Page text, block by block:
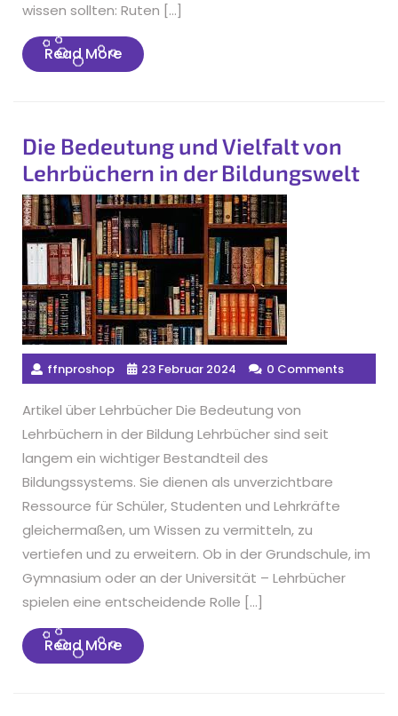
wissen sollten: Ruten […]
Read MoreRead
More
Die Bedeutung und Vielfalt von
Lehrbüchern in der Bildungswelt
ffnproshop 23 Februar 2024 0 Comments
Artikel über Lehrbücher Die Bedeutung von
Lehrbüchern in der Bildung Lehrbücher sind seit
langem ein wichtiger Bestandteil des
Bildungssystems. Sie dienen als unverzichtbare
Ressource für Schüler, Studenten und Lehrkräfte
gleichermaßen, um Wissen zu vermitteln, zu
vertiefen und zu erweitern. Ob in der Grundschule, im
Gymnasium oder an der Universität – Lehrbücher
spielen eine entscheidende Rolle […]
Read MoreRead
More